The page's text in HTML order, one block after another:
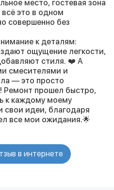
место, гостевая зона
это в одном
совершенно без
к деталям:
ощущение легкости,
стиля. ❤️ А
смесителями и
— это просто
Ремонт прошел быстро,
к каждому моему
свои идеи, благодаря
все мои ожидания.🌟
в интернете